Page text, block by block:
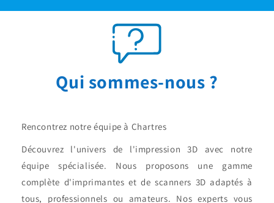
Qui sommes-nous ?
Rencontrez notre équipe à Chartres
Découvrez l'univers de l'impression 3D avec notre
équipe spécialisée. Nous proposons une gamme
complète d'imprimantes et de scanners 3D adaptés à
tous, professionnels ou amateurs. Nos experts vous